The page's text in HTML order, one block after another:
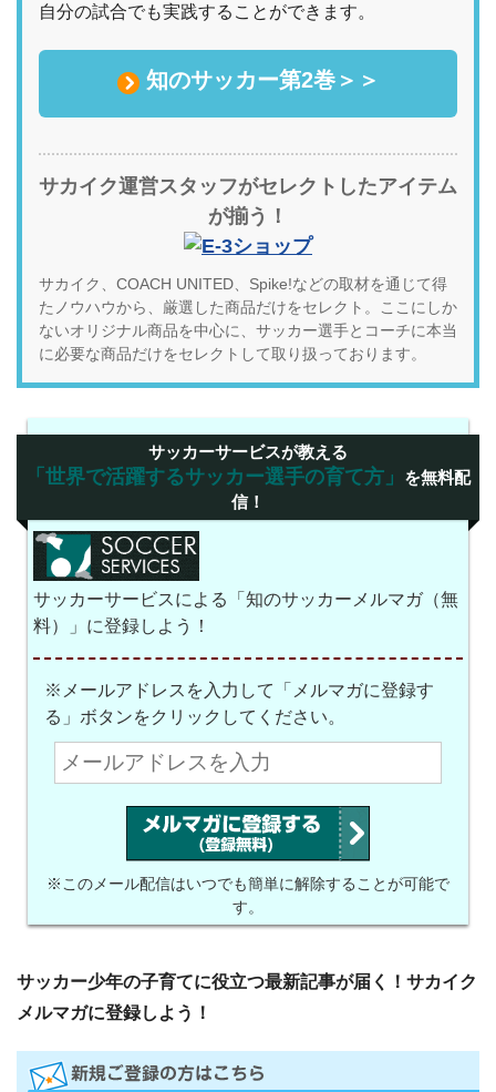
自分の試合でも実践することができます。
知のサッカー第2巻＞＞
サカイク運営スタッフがセレクトしたアイテム
が揃う！
サカイク、COACH UNITED、Spike!などの取材を通じて得
たノウハウから、厳選した商品だけをセレクト。ここにしか
ないオリジナル商品を中心に、サッカー選手とコーチに本当
に必要な商品だけをセレクトして取り扱っております。
サッカーサービスが教える
「世界で活躍するサッカー選手の育て方」
を無料配
信！
サッカーサービスによる「知のサッカーメルマガ（無
料）」に登録しよう！
※メールアドレスを入力して「メルマガに登録す
る」ボタンをクリックしてください。
※このメール配信はいつでも簡単に解除することが可能で
す。
サッカー少年の子育てに役立つ最新記事が届く！サカイク
メルマガに登録しよう！